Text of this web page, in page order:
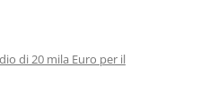
di 20 mila Euro per il